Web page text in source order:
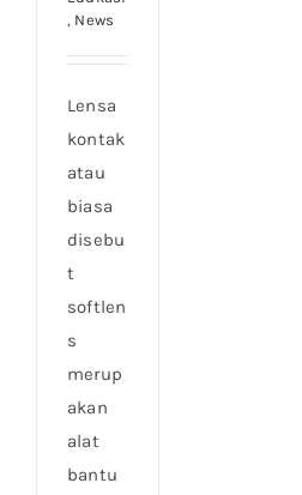
, News
Lensa
kontak
atau
biasa
disebu
t
softlen
s
merup
akan
alat
bantu